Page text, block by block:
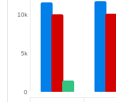
0
5k
10k
vụ